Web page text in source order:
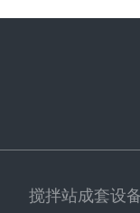
搅拌站成套设